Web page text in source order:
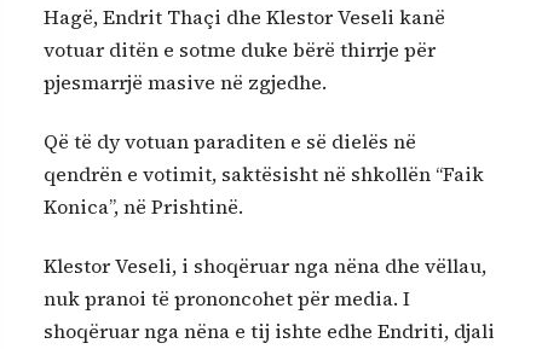
Hagë, Endrit Thaçi dhe Klestor Veseli kanë
votuar ditën e sotme duke bërë thirrje për
pjesmarrjë masive në zgjedhe.
Që të dy votuan paraditen e së dielës në
qendrën e votimit, saktësisht në shkollën “Faik
Konica”, në Prishtinë.
Klestor Veseli, i shoqëruar nga nëna dhe vëllau,
nuk pranoi të prononcohet për media. I
shoqëruar nga nëna e tij ishte edhe Endriti, djali